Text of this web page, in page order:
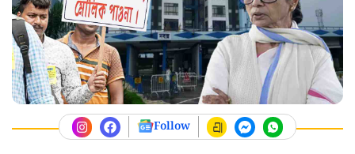
Follow